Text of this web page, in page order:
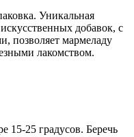
Уникальная
добавок, с
позволяет мармеладу
лакомством.
15-25 градусов. Беречь